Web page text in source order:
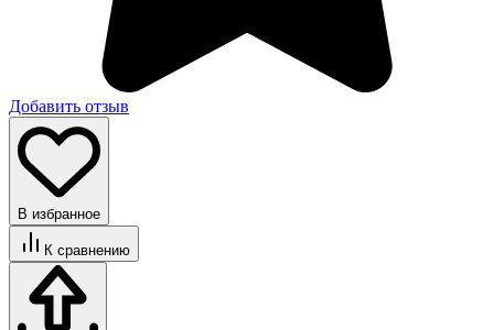
Добавить отзыв
В избранное
К сравнению